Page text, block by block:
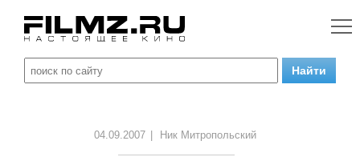
04.09.2007 Ник Митропольский